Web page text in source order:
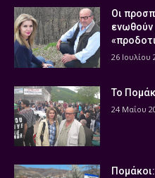
Οι
ενωθούν
26 Ιουλίου
Το
24 Μαΐου